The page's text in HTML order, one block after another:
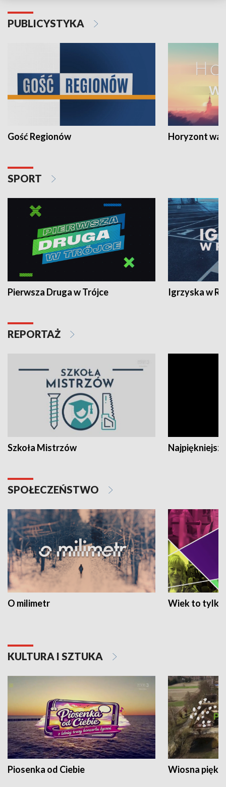
PUBLICYSTYKA
Gość Regionów Horyzont
SPORT
Pierwsza Druga w Trójce Igrzyska w
REPORTAŻ
Szkoła Mistrzów
SPOŁECZEŃSTWO
O milimetr Wiek to tylko
KULTURA I SZTUKA
Piosenka od Ciebie Wiosna